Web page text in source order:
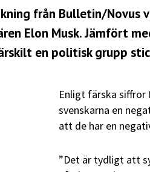
från Bulletin/Novus
Elon Musk. Jämfört
en politisk grupp
Enligt färska siffror
svenskarna en
att de har en
”Det är tydligt att